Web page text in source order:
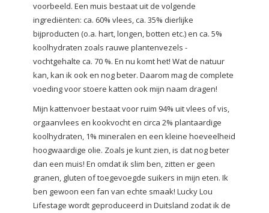
voorbeeld. Een muis bestaat uit de volgende
ingrediënten: ca. 60% vlees, ca. 35% dierlijke
bijproducten (o.a. hart, longen, botten etc.) en ca. 5%
koolhydraten zoals rauwe plantenvezels -
vochtgehalte ca. 70 %. En nu komt het! Wat de natuur
kan, kan ik ook en nog beter. Daarom mag de complete
voeding voor stoere katten ook mijn naam dragen!
Mijn kattenvoer bestaat voor ruim 94% uit vlees of vis,
orgaanvlees en kookvocht en circa 2% plantaardige
koolhydraten, 1% mineralen en een kleine hoeveelheid
hoogwaardige olie. Zoals je kunt zien, is dat nog beter
dan een muis! En omdat ik slim ben, zitten er geen
granen, gluten of toegevoegde suikers in mijn eten. Ik
ben gewoon een fan van echte smaak! Lucky Lou
Lifestage wordt geproduceerd in Duitsland zodat ik de